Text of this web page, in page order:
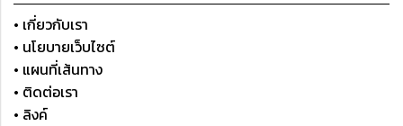
• เกี่ยวกับเรา
• นโยบายเว็บไซต์
• แผนที่เส้นทาง
• ติดต่อเรา
• ลิงค์